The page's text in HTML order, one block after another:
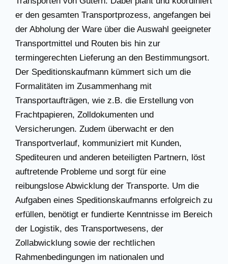
er den gesamten Transportprozess, angefangen bei
der Abholung der Ware über die Auswahl geeigneter
Transportmittel und Routen bis hin zur
termingerechten Lieferung an den Bestimmungsort.
Der Speditionskaufmann kümmert sich um die
Formalitäten im Zusammenhang mit
Transportaufträgen, wie z.B. die Erstellung von
Frachtpapieren, Zolldokumenten und
Versicherungen. Zudem überwacht er den
Transportverlauf, kommuniziert mit Kunden,
Spediteuren und anderen beteiligten Partnern, löst
auftretende Probleme und sorgt für eine
reibungslose Abwicklung der Transporte. Um die
Aufgaben eines Speditionskaufmanns erfolgreich zu
erfüllen, benötigt er fundierte Kenntnisse im Bereich
der Logistik, des Transportwesens, der
Zollabwicklung sowie der rechtlichen
Rahmenbedingungen im nationalen und